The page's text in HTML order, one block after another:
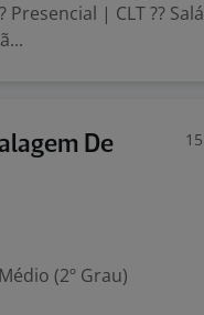
| CLT ??
De
(2º Grau)